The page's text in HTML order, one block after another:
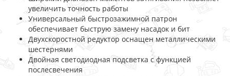
увеличить точность работы
Универсальный быстрозажимной патрон
обеспечивает быструю замену насадок и бит
Двухскоростной редуктор оснащен металлическими
шестернями
Двойная светодиодная подсветка с функцией
послесвечения